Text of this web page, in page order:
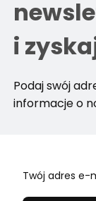
i
Podaj swój
informacje o
Twój adres e-